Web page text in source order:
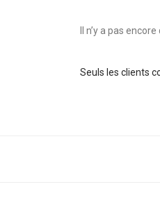
Il n’y a pas encore
Seuls les clients